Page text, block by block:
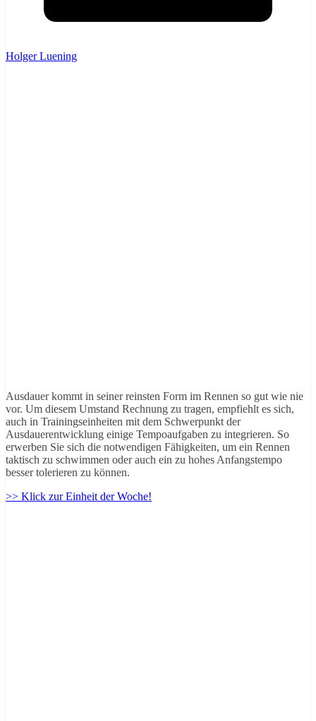
Holger Luening
Ausdauer kommt in seiner reinsten Form im Rennen so gut wie nie
vor. Um diesem Umstand Rechnung zu tragen, empfiehlt es sich,
auch in Trainingseinheiten mit dem Schwerpunkt der
Ausdauerentwicklung einige Tempoaufgaben zu integrieren. So
erwerben Sie sich die notwendigen Fähigkeiten, um ein Rennen
taktisch zu schwimmen oder auch ein zu hohes Anfangstempo
besser tolerieren zu können.
>> Klick zur Einheit der Woche!